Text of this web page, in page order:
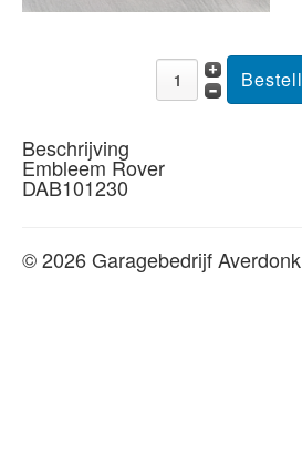
Beschrijving
Embleem Rover
DAB101230
© 2026 Garagebedrijf Averdonk